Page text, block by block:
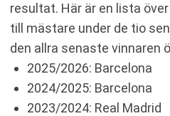
resultat. Här är en lista
till mästare under de tio
den allra senaste vinnaren
2025/2026: Barcelona
2024/2025: Barcelona
2023/2024: Real Madrid